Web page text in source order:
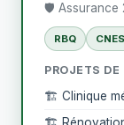
🛡️ Assurance
RBQ
PROJETS DE
🏗️ Clinique